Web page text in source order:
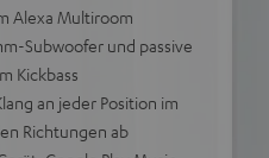
Alexa Multiroom
Subwoofer und passive
Kickbass
an jeder Position im
Richtungen ab